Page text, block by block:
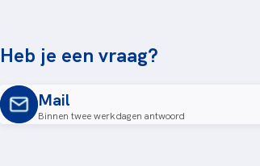
Heb je een vraag?
Mail
Binnen twee werkdagen antwoord